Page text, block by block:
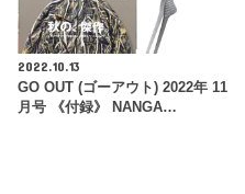
2022.10.13
GO OUT (ゴーアウト) 2022年 11
月号 《付録》 NANGA…